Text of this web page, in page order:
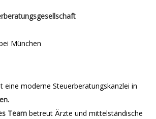
München
eine moderne Steuerberatungskanzlei in
Team betreut Ärzte und mittelständische